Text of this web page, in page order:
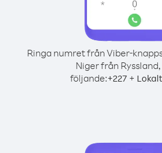
Ringa numret från Viber-
Niger från
följande:+227 +